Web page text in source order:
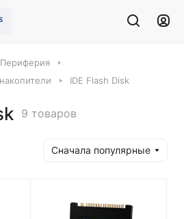
Периферия
IDE Flash Disk
9 товаров
Сначала популярные